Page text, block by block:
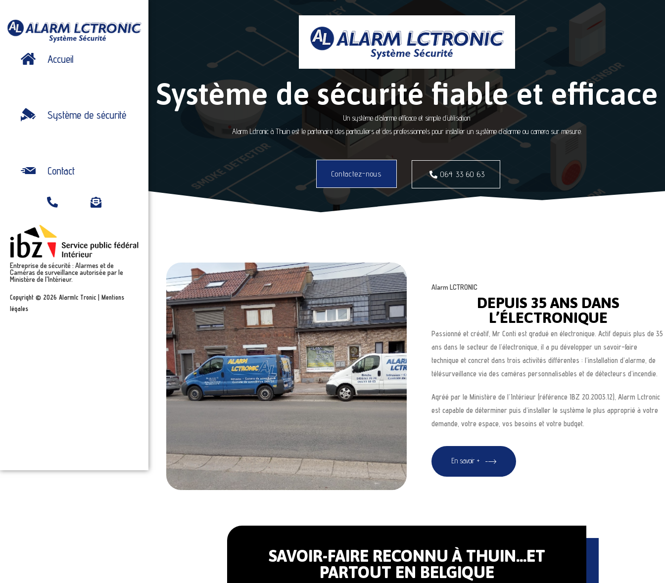
Accueil
Système de sécurité
Contact
Entreprise de sécurité : Alarmes et de
Caméras de surveillance autorisée par le
Ministère de l'Intérieur.
Copyright © 2026 Alarmlc Tronic | Mentions
légales
Système de sécurité fiable et efficace
Un système d’alarme efficace et simple d’utilisation
Alarm Lctronic à Thuin est le partenaire des particuliers et des professionnels pour installer un système d’alarme ou camera sur mesure.
Contactez-nous 064 33 60 63
Alarm LCTRONIC
DEPUIS 35 ANS DANS
L’ÉLECTRONIQUE
Passionné et créatif, Mr Conti est gradué en électronique. Actif depuis plus de 35
ans dans le secteur de l’électronique, il a pu développer un savoir-faire
technique et concret dans trois activités différentes : l’installation d’alarme, de
télésurveillance via des caméras personnalisables et de détecteurs d’incendie.
Agréé par le Ministère de l’Intérieur (référence IBZ 20.2003.12), Alarm Lctronic
est capable de déterminer puis d’installer le système le plus approprié à votre
demande, votre espace, vos besoins et votre budget.
En savoir +
SAVOIR-FAIRE RECONNU À THUIN…ET
PARTOUT EN BELGIQUE